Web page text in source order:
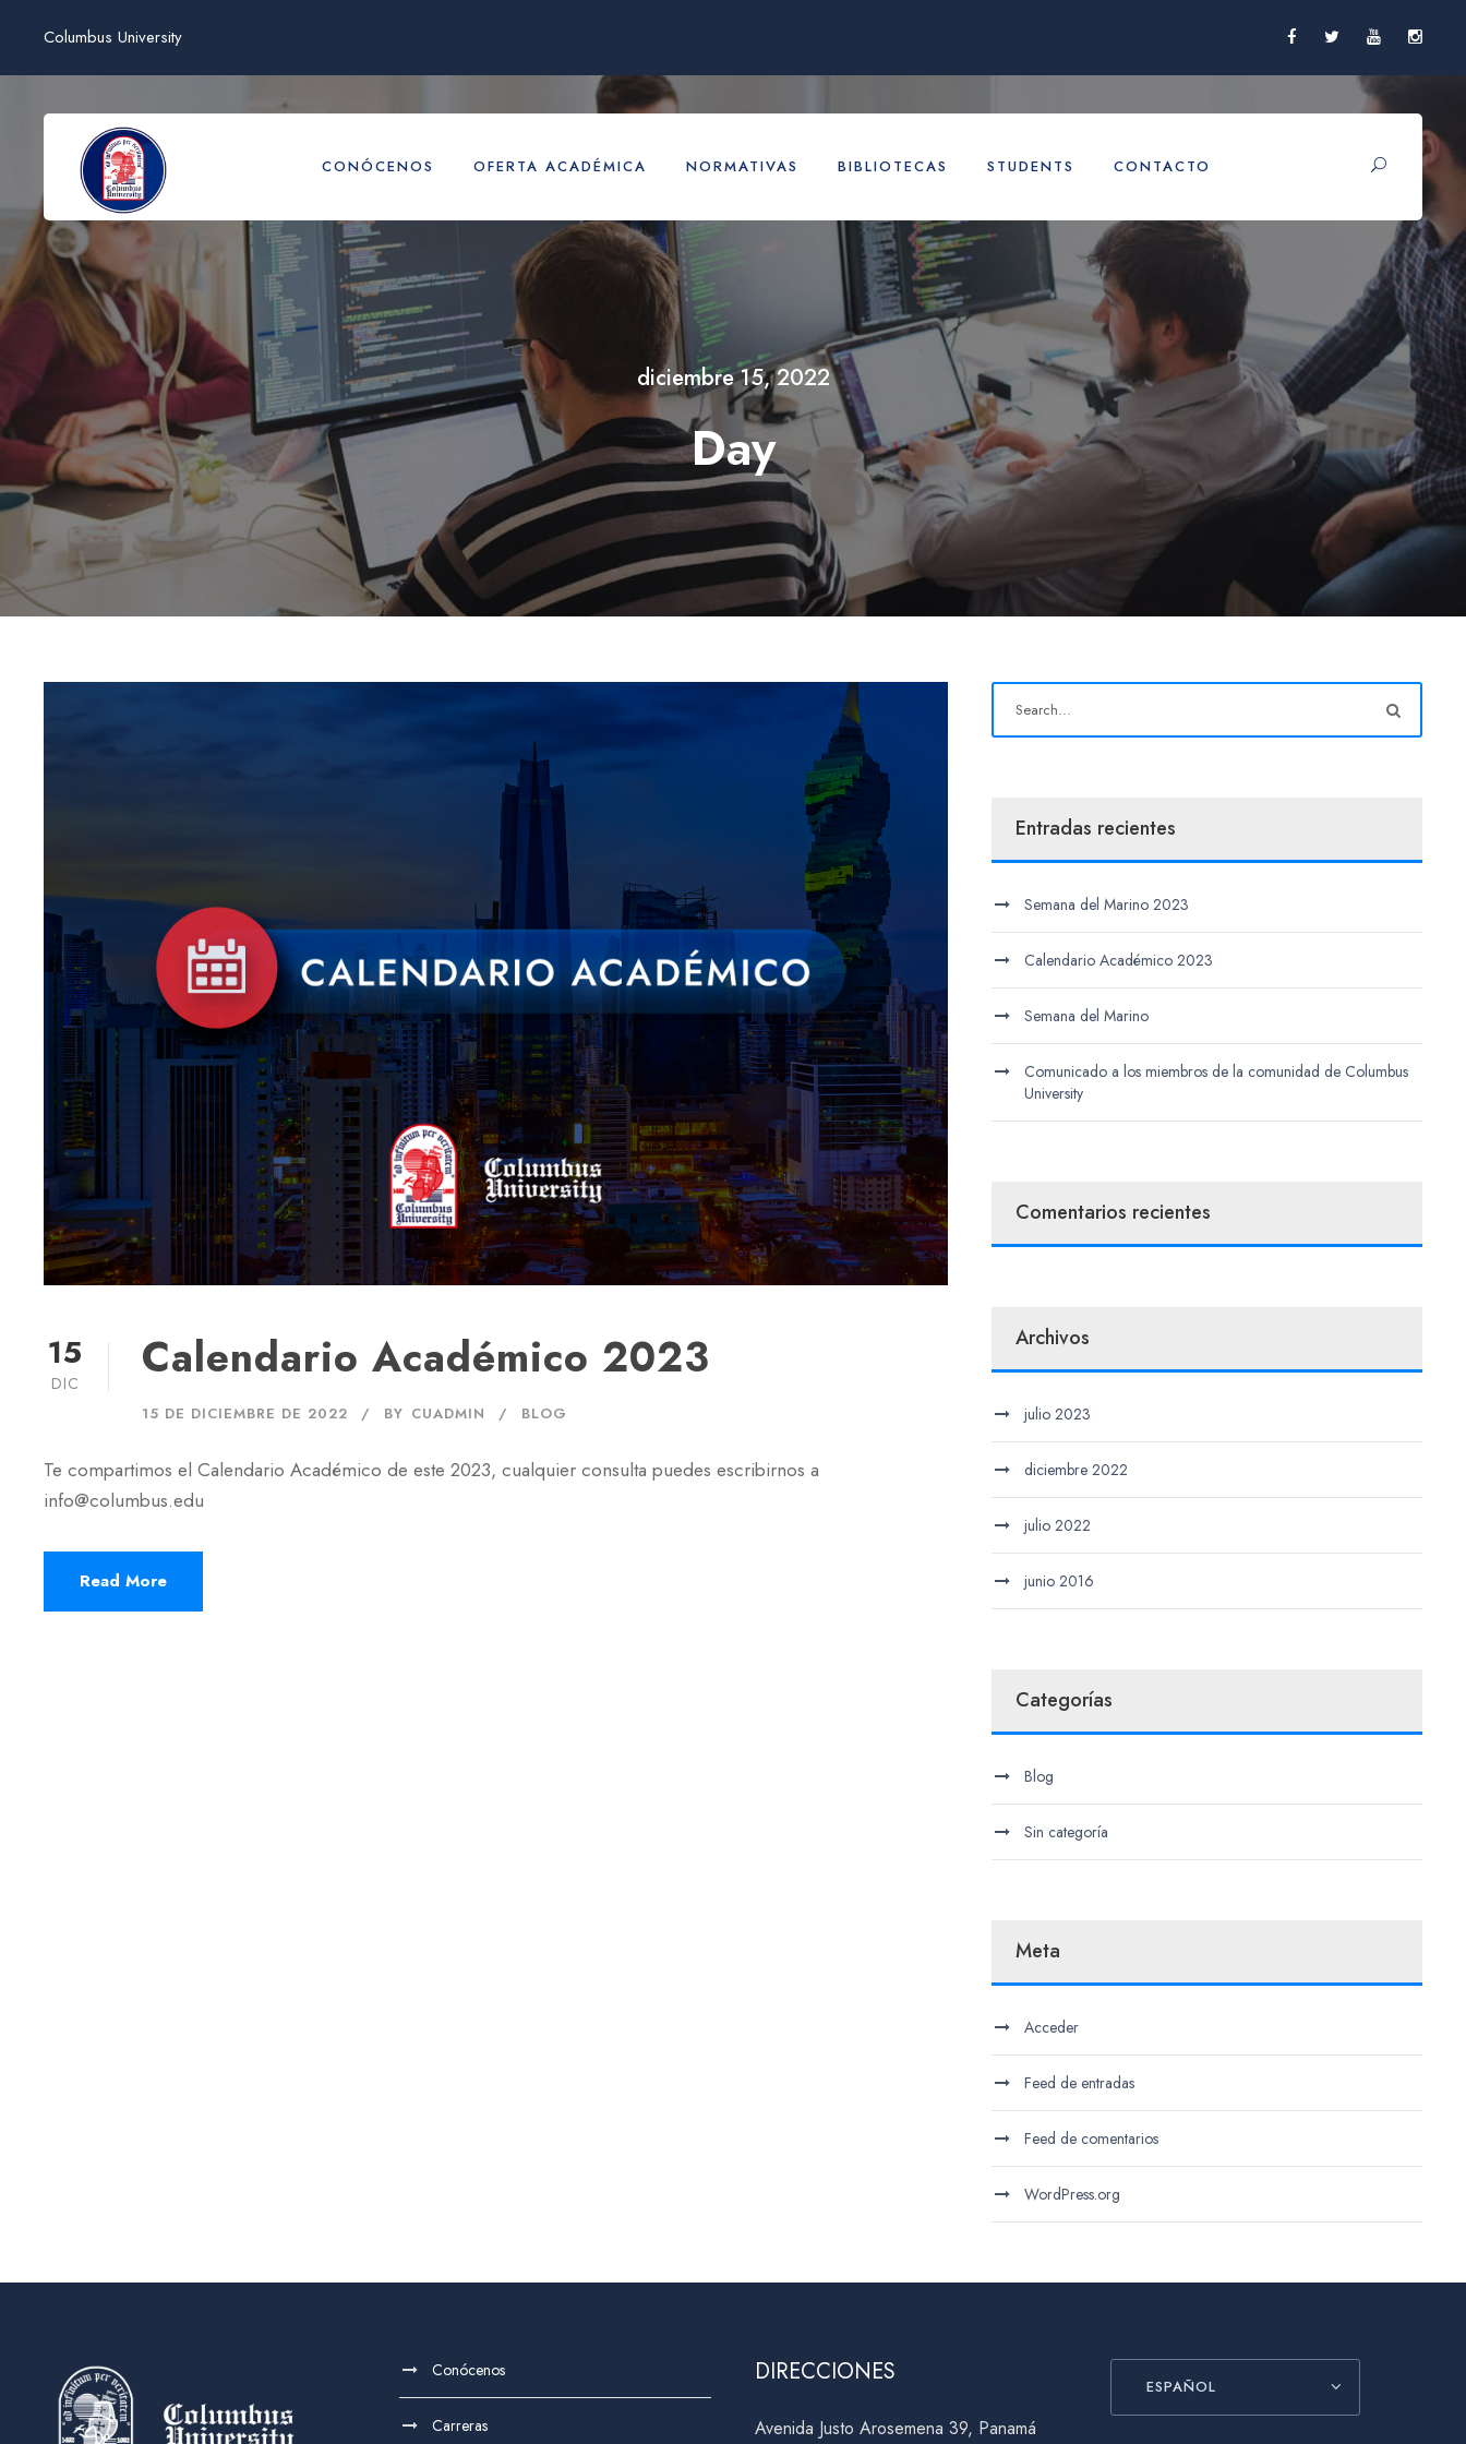
Columbus University
CONÓCENOS OFERTA ACADÉMICA NORMATIVAS BIBLIOTECAS STUDENTS CONTACTO
diciembre 15, 2022
Day
15
DIC Calendario Académico 2023
15 DE DICIEMBRE DE 2022 BY CUADMIN BLOG
Te compartimos el Calendario Académico de este 2023, cualquier consulta puedes escribirnos a
info@columbus.edu
Read More
Entradas recientes
Semana del Marino 2023
Calendario Académico 2023
Semana del Marino
Comunicado a los miembros de la comunidad de Columbus
University
Comentarios recientes
Archivos
julio 2023
diciembre 2022
julio 2022
junio 2016
Categorías
Blog
Sin categoría
Meta
Acceder
Feed de entradas
Feed de comentarios
WordPress.org
Conócenos
Carreras
DIRECCIONES
Avenida Justo Arosemena 39, Panamá
ESPAÑOL